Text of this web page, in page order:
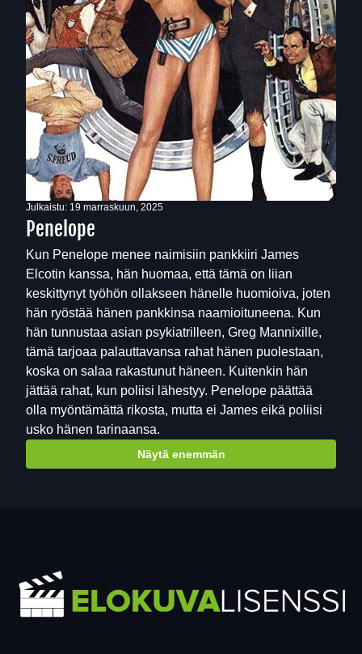
Julkaistu: 19 marraskuun, 2025
Penelope
Kun Penelope menee naimisiin pankkiiri James
Elcotin kanssa, hän huomaa, että tämä on liian
keskittynyt työhön ollakseen hänelle huomioiva, joten
hän ryöstää hänen pankkinsa naamioituneena. Kun
hän tunnustaa asian psykiatrilleen, Greg Mannixille,
tämä tarjoaa palauttavansa rahat hänen puolestaan,
koska on salaa rakastunut häneen. Kuitenkin hän
jättää rahat, kun poliisi lähestyy. Penelope päättää
olla myöntämättä rikosta, mutta ei James eikä poliisi
usko hänen tarinaansa.
Näytä enemmän